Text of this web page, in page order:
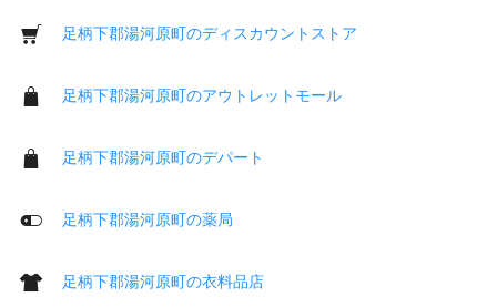
足柄下郡湯河原町のディスカウントストア
足柄下郡湯河原町のアウトレットモール
足柄下郡湯河原町のデパート
足柄下郡湯河原町の薬局
足柄下郡湯河原町の衣料品店